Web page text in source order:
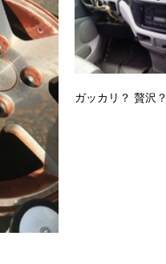
ガッカリ？ 贅沢？